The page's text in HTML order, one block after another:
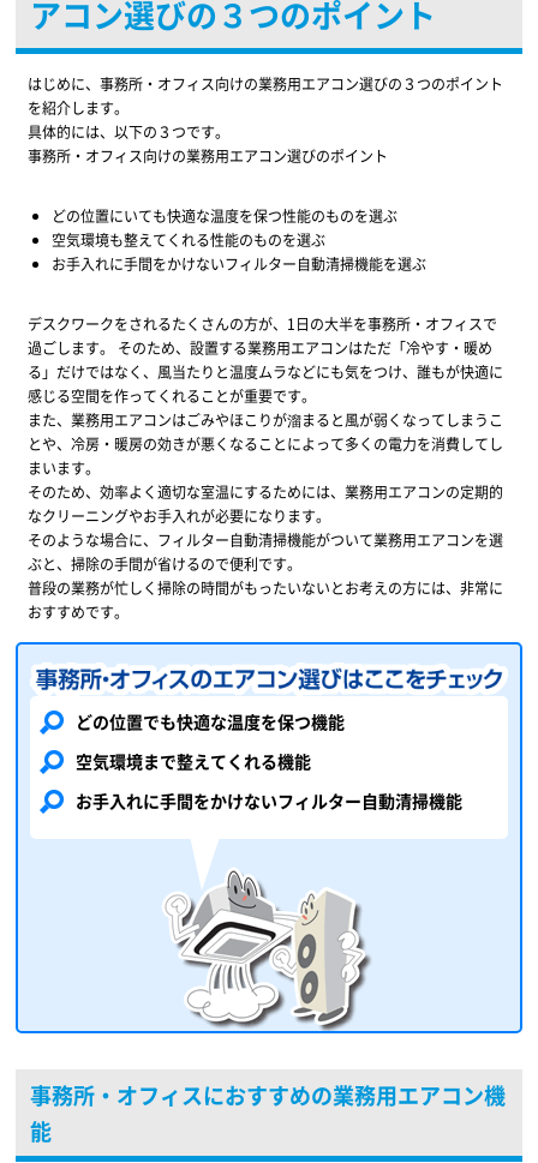
アコン選びの３つのポイント
はじめに、事務所・オフィス向けの業務用エアコン選びの３つのポイント
を紹介します。
具体的には、以下の３つです。
事務所・オフィス向けの業務用エアコン選びのポイント
どの位置にいても快適な温度を保つ性能のものを選ぶ
空気環境も整えてくれる性能のものを選ぶ
お手入れに手間をかけないフィルター自動清掃機能を選ぶ
デスクワークをされるたくさんの方が、1日の大半を事務所・オフィスで
過ごします。 そのため、設置する業務用エアコンはただ「冷やす・暖め
る」だけではなく、風当たりと温度ムラなどにも気をつけ、誰もが快適に
感じる空間を作ってくれることが重要です。
また、業務用エアコンはごみやほこりが溜まると風が弱くなってしまうこ
とや、冷房・暖房の効きが悪くなることによって多くの電力を消費してし
まいます。
そのため、効率よく適切な室温にするためには、業務用エアコンの定期的
なクリーニングやお手入れが必要になります。
そのような場合に、フィルター自動清掃機能がついて業務用エアコンを選
ぶと、掃除の手間が省けるので便利です。
普段の業務が忙しく掃除の時間がもったいないとお考えの方には、非常に
おすすめです。
どの位置でも快適な温度を保つ機能
空気環境まで整えてくれる機能
お手入れに手間をかけないフィルター自動清掃機能
事務所・オフィスにおすすめの業務用エアコン機
能